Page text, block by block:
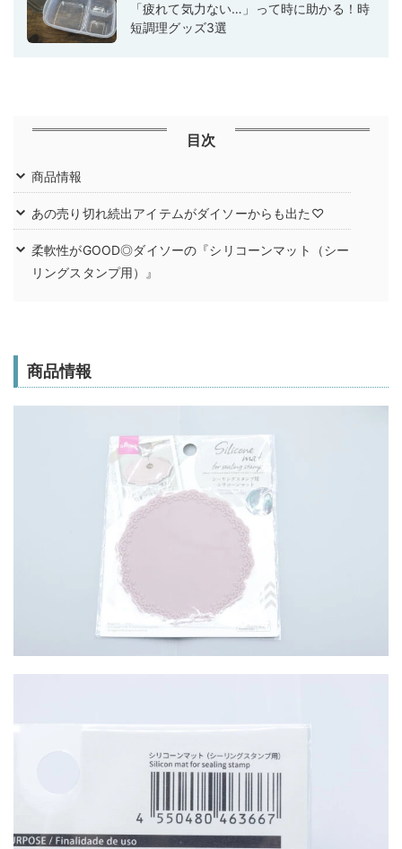
「疲れて気力ない…」って時に助かる！時
短調理グッズ3選
目次
商品情報
あの売り切れ続出アイテムがダイソーからも出た♡
柔軟性がGOOD◎ダイソーの『シリコーンマット（シー
リングスタンプ用）』
商品情報